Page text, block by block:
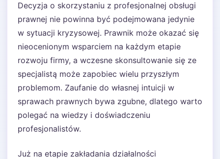
Decyzja o skorzystaniu z profesjonalnej obsługi
prawnej nie powinna być podejmowana jedynie
w sytuacji kryzysowej. Prawnik może okazać się
nieocenionym wsparciem na każdym etapie
rozwoju firmy, a wczesne skonsultowanie się ze
specjalistą może zapobiec wielu przyszłym
problemom. Zaufanie do własnej intuicji w
sprawach prawnych bywa zgubne, dlatego warto
polegać na wiedzy i doświadczeniu
profesjonalistów.
Już na etapie zakładania działalności